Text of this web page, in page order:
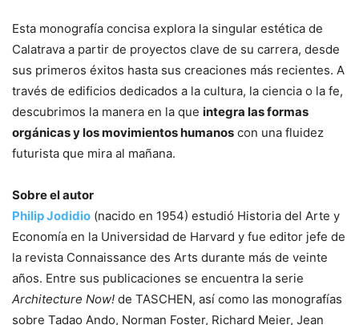
Esta monografía concisa explora la singular estética de
Calatrava a partir de proyectos clave de su carrera, desde
sus primeros éxitos hasta sus creaciones más recientes. A
través de edificios dedicados a la cultura, la ciencia o la fe,
descubrimos la manera en la que integra las formas
orgánicas y los movimientos humanos con una fluidez
futurista que mira al mañana.
Sobre el autor
Philip Jodidio (nacido en 1954) estudió Historia del Arte y
Economía en la Universidad de Harvard y fue editor jefe de
la revista Connaissance des Arts durante más de veinte
años. Entre sus publicaciones se encuentra la serie
Architecture Now! de TASCHEN, así como las monografías
sobre Tadao Ando, Norman Foster, Richard Meier, Jean